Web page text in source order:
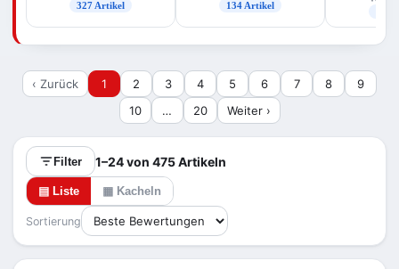
327 Artikel
134 Artikel
‹ Zurück 1 2 3 4 5 6 7 8
9
10
… 20 Weiter ›
Filter 1–24 von 475 Artikeln
▤ Liste ▦ Kacheln
Sortierung